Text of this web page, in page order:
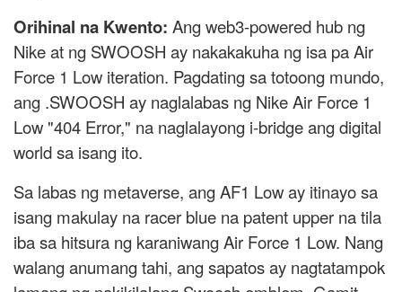
Orihinal na Kwento: Ang web3-powered hub ng
Nike at ng SWOOSH ay nakakakuha ng isa pa Air
Force 1 Low iteration. Pagdating sa totoong mundo,
ang .SWOOSH ay naglalabas ng Nike Air Force 1
Low "404 Error," na naglalayong i-bridge ang digital
world sa isang ito.
Sa labas ng metaverse, ang AF1 Low ay itinayo sa
isang makulay na racer blue na patent upper na tila
iba sa hitsura ng karaniwang Air Force 1 Low. Nang
walang anumang tahi, ang sapatos ay nagtatampok